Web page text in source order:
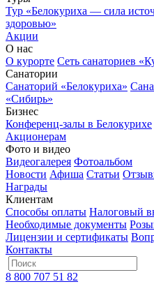
Тур «Белокуриха — сила
здоровью»
Акции
О нас
О курорте Сеть санаториев
Санатории
Санаторий «Белокуриха»
«Сибирь»
Бизнес
Конференц-залы в Белокурихе
Акционерам
Фото и видео
Видеогалерея Фотоальбом
Новости Афиша Статьи
Награды
Клиентам
Способы оплаты Налоговый
Необходимые документы
Лицензии и сертификаты
Контакты
8 800 707 51 82